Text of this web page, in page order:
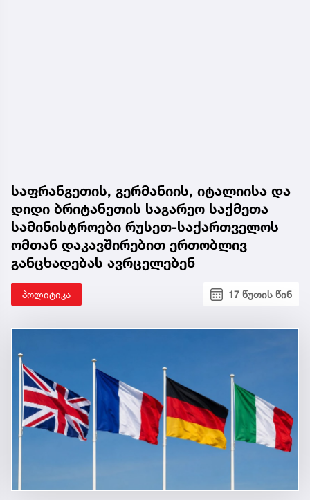
საფრანგეთის, გერმანიის, იტალიისა და
დიდი ბრიტანეთის საგარეო საქმეთა
სამინისტროები რუსეთ-საქართველოს
ომთან დაკავშირებით ერთობლივ
განცხადებას ავრცელებენ
პოლიტიკა 17 წუთის წინ